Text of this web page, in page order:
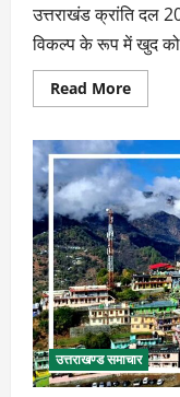
उत्तराखंड क्रांति दल
विकल्प के रूप में खुद
Read MoreRead
more
की
बढ़ती
सक्रियता
से
राष्ट्रीय
दलों
के
वोट
बैंक
में
सेंध
के
आसार
उत्तराखण्ड समाचार